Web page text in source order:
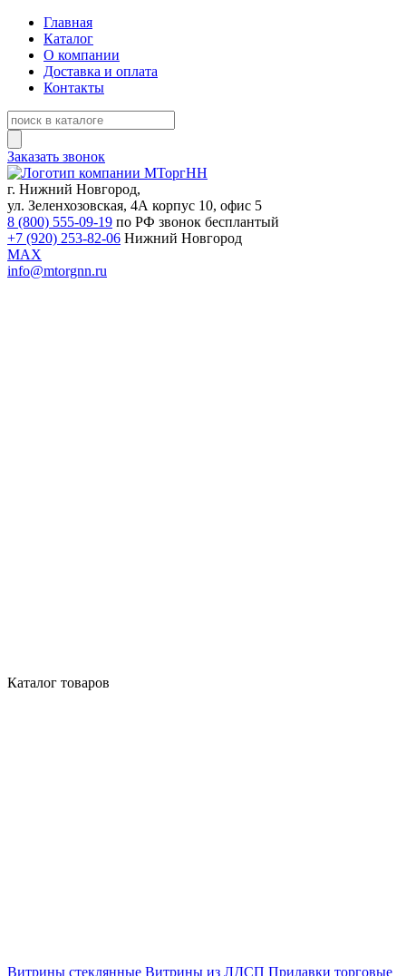
Главная
Каталог
О компании
Доставка и оплата
Контакты
Заказать звонок
г. Нижний Новгород,
ул. Зеленхозовская, 4А корпус 10, офис 5
8 (800) 555-09-19 по РФ звонок бесплантый
+7 (920) 253-82-06 Нижний Новгород
MAX
info@mtorgnn.ru
Каталог товаров
Витрины стеклянные Витрины из ЛДСП Прилавки торговые